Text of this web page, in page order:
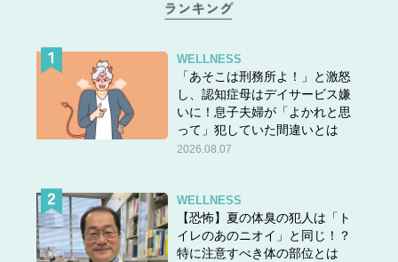
WELLNESS
「あそこは刑務所よ！」と激怒
し、認知症母はデイサービス嫌
いに！息子夫婦が「よかれと思
って」犯していた間違いとは
2026.08.07
WELLNESS
【恐怖】夏の体臭の犯人は「ト
イレのあのニオイ」と同じ！？
特に注意すべき体の部位とは